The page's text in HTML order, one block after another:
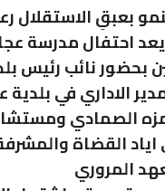
بعبقِ الاستقلال
احتفال مدرسة
بحضور نائب
الاداري في
الصمادي
اياد القضاة
المروري